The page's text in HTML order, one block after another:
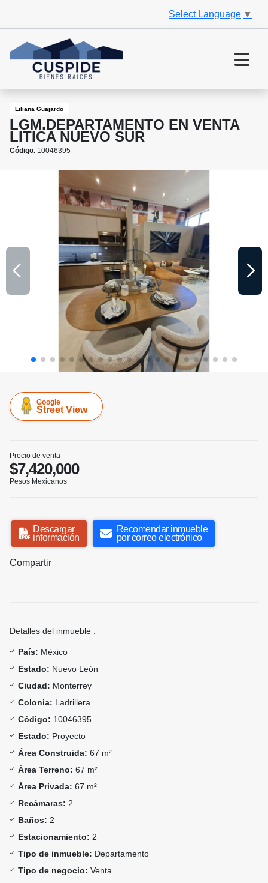
Select Language ▼
Liliana Guajardo
LGM.DEPARTAMENTO EN VENTA
LITICA NUEVO SUR
Código. 10046395
Google
Street View
Precio de venta
$7,420,000
Pesos Mexicanos
Descargar
información
Recomendar inmueble
por correo electrónico
Compartir
Detalles del inmueble :
País: México
Estado: Nuevo León
Ciudad: Monterrey
Colonia: Ladrillera
Código: 10046395
Estado: Proyecto
Área Construida: 67 m²
Área Terreno: 67 m²
Área Privada: 67 m²
Recámaras: 2
Baños: 2
Estacionamiento: 2
Tipo de inmueble: Departamento
Tipo de negocio: Venta